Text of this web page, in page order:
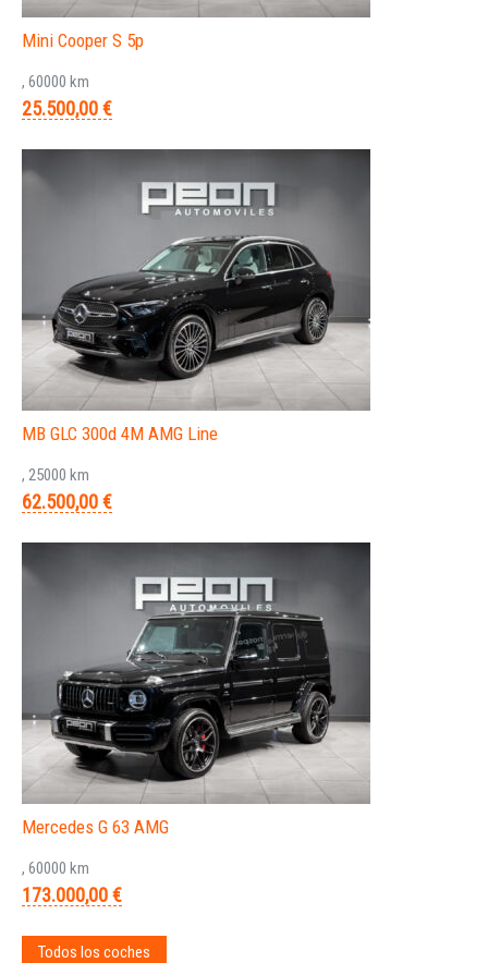
Mini Cooper S 5p
, 60000 km
25.500,00 €
MB GLC 300d 4M AMG Line
, 25000 km
62.500,00 €
Mercedes G 63 AMG
, 60000 km
173.000,00 €
Todos los coches